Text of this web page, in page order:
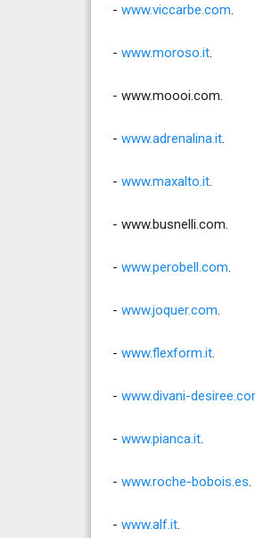
- www.viccarbe.com.
- www.moroso.it.
- www.moooi.com.
- www.adrenalina.it.
- www.maxalto.it.
- www.busnelli.com.
- www.perobell.com.
- www.joquer.com.
- www.flexform.it.
- www.divani-
- www.pianca.it.
- www.roche-bobois.es.
- www.alf.it.